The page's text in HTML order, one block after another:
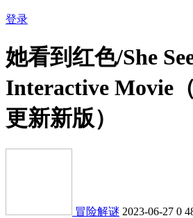
登录
她看到红色/She
Interactive Movie
更新新版）
冒险解谜 2023-06-27 0